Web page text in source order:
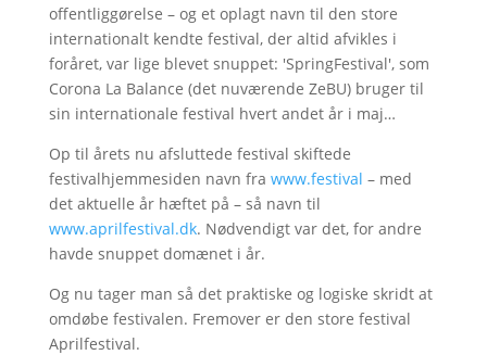
offentliggørelse – og et oplagt navn til den store
internationalt kendte festival, der altid afvikles i
foråret, var lige blevet snuppet: 'SpringFestival', som
Corona La Balance (det nuværende ZeBU) bruger til
sin internationale festival hvert andet år i maj…
Op til årets nu afsluttede festival skiftede
festivalhjemmesiden navn fra www.festival – med
det aktuelle år hæftet på – så navn til
www.aprilfestival.dk. Nødvendigt var det, for andre
havde snuppet domænet i år.
Og nu tager man så det praktiske og logiske skridt at
omdøbe festivalen. Fremover er den store festival
Aprilfestival.